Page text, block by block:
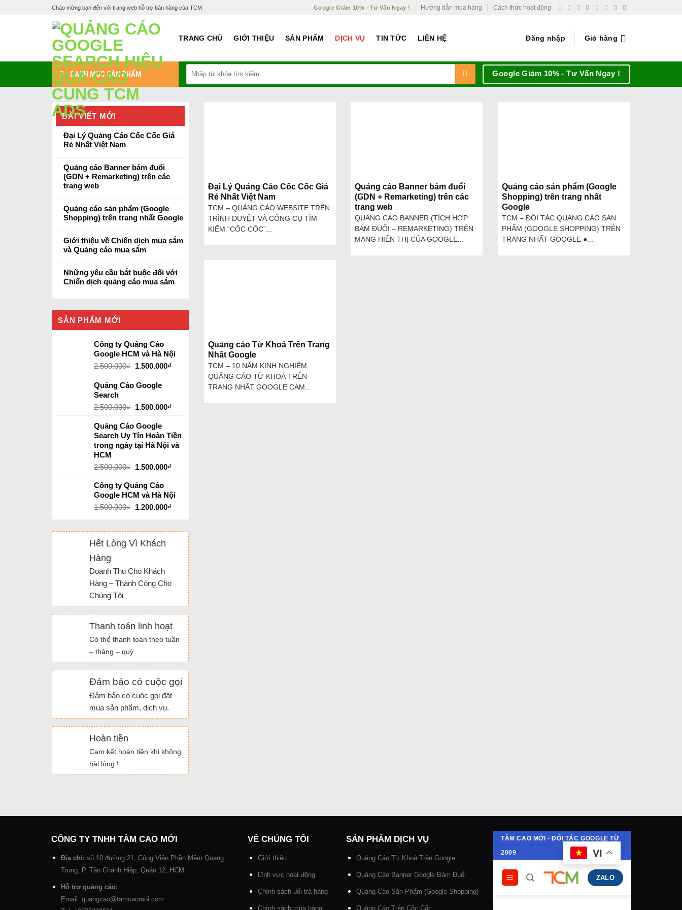
Chào mừng bạn đến với trang web hỗ trợ bán hàng của TCM Google Giảm 10% - Tư Vấn Ngay ! Hướng dẫn mua hàng Cách thức hoạt động
TRANG CHỦ GIỚI THIỆU SẢN PHẨM DỊCH VỤ TIN TỨC LIÊN HỆ Đăng nhập Giỏ hàng
DANH MỤC SẢN PHẨM
kiếm:
Google Giảm 10% - Tư Vấn Ngay !
BÀI VIẾT MỚI
Đại Lý Quảng Cáo Cốc Cốc Giá
Rẻ Nhất Việt Nam
Quảng cáo Banner bám đuổi
(GDN + Remarketing) trên các
trang web
Quảng cáo sản phẩm (Google
Shopping) trên trang nhất Google
Giới thiệu về Chiến dịch mua sắm
và Quảng cáo mua sắm
Những yêu cầu bắt buộc đối với
Chiến dịch quảng cáo mua sắm
SẢN PHẨM MỚI
Công ty Quảng Cáo
Google HCM và Hà Nội
2.500.000₫ 1.500.000₫
Quảng Cáo Google
Search
2.500.000₫ 1.500.000₫
Quảng Cáo Google
Search Uy Tín Hoàn Tiền
trong ngày tại Hà Nội và
HCM
2.500.000₫ 1.500.000₫
Công ty Quảng Cáo
Google HCM và Hà Nội
1.500.000₫ 1.200.000₫
Hết Lòng Vì Khách
Hàng
Doanh Thu Cho Khách
Hàng – Thành Công Cho
Chúng Tôi
Thanh toán linh hoạt
Có thể thanh toán theo tuần
– tháng – quý
Đảm bảo có cuộc gọi
Đảm bảo có cuộc gọi đặt
mua sản phẩm, dịch vụ.
Hoàn tiền
Cam kết hoàn tiền khi không
hài lòng !
Đại Lý Quảng Cáo Cốc Cốc Giá
Rẻ Nhất Việt Nam
TCM – QUẢNG CÁO WEBSITE TRÊN
TRÌNH DUYỆT VÀ CÔNG CỤ TÌM
KIẾM “CỐC CỐC”...
Quảng cáo Banner bám đuổi
(GDN + Remarketing) trên các
trang web
QUẢNG CÁO BANNER (TÍCH HỢP
BÁM ĐUỔI – REMARKETING) TRÊN
MẠNG HIỂN THỊ CỦA GOOGLE...
Quảng cáo sản phẩm (Google
Shopping) trên trang nhất
Google
TCM – ĐỐI TÁC QUẢNG CÁO SẢN
PHẨM (GOOGLE SHOPPING) TRÊN
TRANG NHẤT GOOGLE ●...
Quảng cáo Từ Khoá Trên Trang
Nhất Google
TCM – 10 NĂM KINH NGHIỆM
QUẢNG CÁO TỪ KHOÁ TRÊN
TRANG NHẤT GOOGLE CAM...
CÔNG TY TNHH TẦM CAO MỚI
Địa chỉ:số 10 đường 21, Công Viên Phần Mềm Quang
Trung, P. Tân Chánh Hiệp, Quận 12, HCM
Hỗ trợ quảng cáo:
Email: quangcao@tamcaomoi.com
VỀ CHÚNG TÔI
Giới thiệu
Lĩnh vực hoạt động
Chính sách đổi trả hàng
Chính sách mua hàng
SẢN PHẨM DỊCH VỤ
Quảng Cáo Từ Khoá Trên Google
Quảng Cáo Banner Google Bám Đuổi
Quảng Cáo Sản Phẩm (Google Shopping)
Quảng Cáo Trên Cốc Cốc